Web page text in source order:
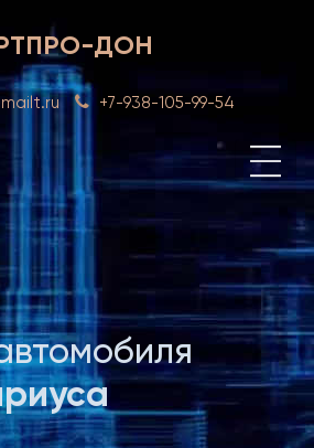
ДОН
+7-938-105-99-54